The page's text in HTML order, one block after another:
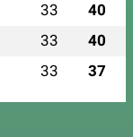
33 40
33 40
33 37